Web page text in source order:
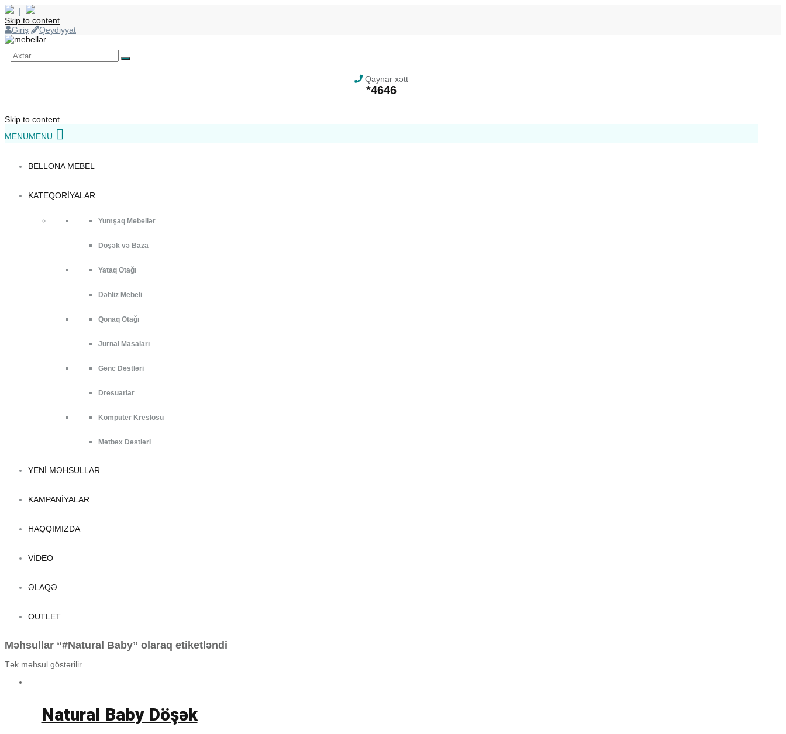
|
Skip to content
Giriş
Qeydiyyat
Qaynar xətt
*4646
Skip to content
MENUMENU
BELLONA MEBEL
KATEQORIYALAR
Yumşaq Mebellər
Döşək və Baza
Yataq Otağı
Dəhliz Mebeli
Qonaq Otağı
Jurnal Masaları
Gənc Dəstləri
Dresuarlar
Kompüter Kreslosu
Mətbəx Dəstləri
YENI MƏHSULLAR
KAMPANIYALAR
HAQQIMIZDA
VIDEO
ƏLAQƏ
OUTLET
Məhsullar “#Natural Baby” olaraq etiketləndi
Tək məhsul göstərilir
Natural Baby Döşək